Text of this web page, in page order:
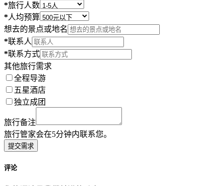
*旅行人数
*人均预算
想去的景点或地名
*联系人
*联系方式
其他旅行需求
全程导游
五星酒店
独立成团
旅行备注
旅行管家会在5分钟内联系您。
提交需求
评论